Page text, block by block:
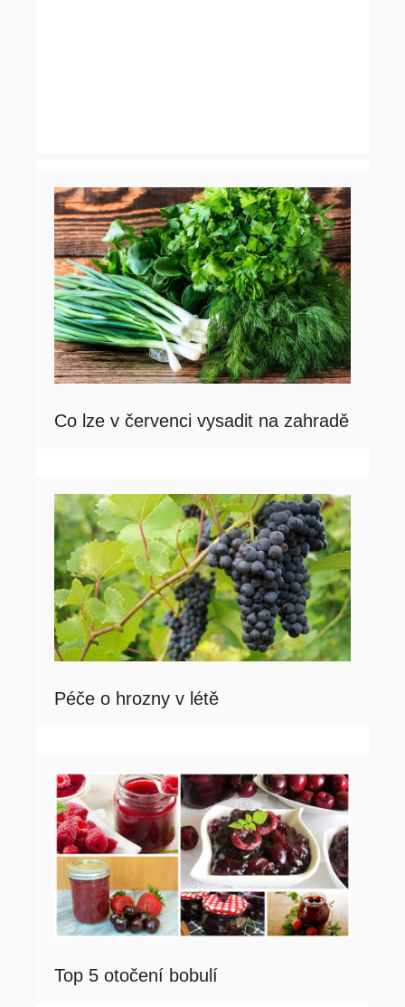
Co lze v červenci vysadit na zahradě
Péče o hrozny v létě
Top 5 otočení bobulí